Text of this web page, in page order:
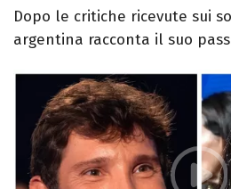
Dopo le critiche ricevute sui
argentina racconta il suo